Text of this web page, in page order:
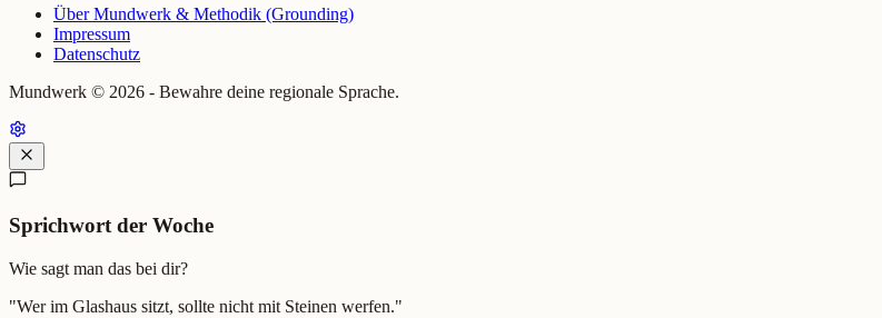
Über Mundwerk & Methodik (Grounding)
Impressum
Datenschutz
Mundwerk © 2026 - Bewahre deine regionale Sprache.
Sprichwort der Woche
Wie sagt man das bei dir?
"Wer im Glashaus sitzt, sollte nicht mit Steinen werfen."